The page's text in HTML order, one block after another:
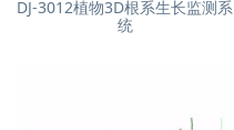
DJ-3012植物3D根系生长监测系
统